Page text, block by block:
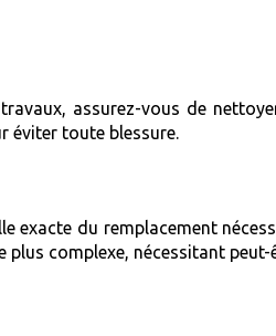
assurez-vous de
éviter toute blessure.
exacte du remplacement
plus complexe, nécessitant